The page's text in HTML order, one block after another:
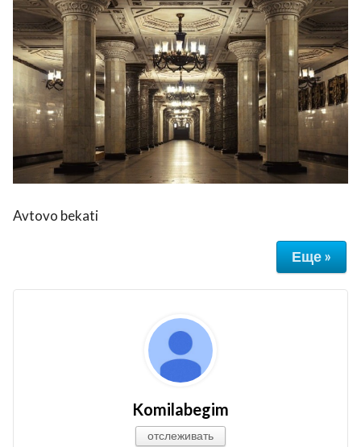
Avtovo bekati
Еще »
Komilabegim
отслеживать